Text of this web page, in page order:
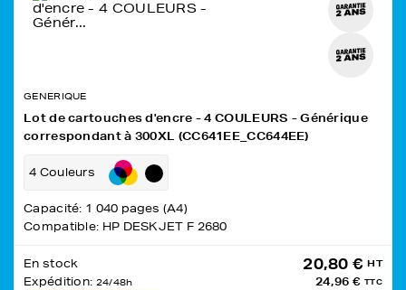
GENERIQUE
Lot de cartouches d'encre - 4 COULEURS - Générique
correspondant à 300XL (CC641EE_CC644EE)
4 Couleurs
Capacité: 1 040 pages (A4)
Compatible: HP DESKJET F 2680
En stock
Expédition: 24/48h
20,80 € HT
24,96 € TTC